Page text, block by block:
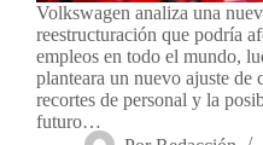
Volkswagen analiza una
reestructuración que podría
empleos en todo el mundo,
planteara un nuevo ajuste de
recortes de personal y la
futuro…